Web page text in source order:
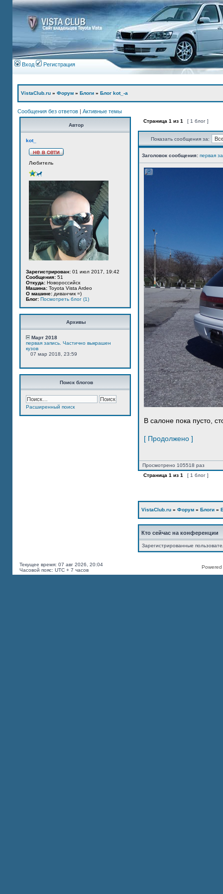
Вход Регистрация
VistaClub.ru » Форум » Блоги » Блог kot_-а
Сообщения без ответов | Активные темы
Автор
kot_
Любитель
Зарегистрирован: 01 июл 2017, 19:42
Сообщения: 51
Откуда: Новороссийск
Машина: Toyota Vista Ardeo
О машине: диванчик =)
Блог: Посмотреть блог (1)
Архивы
Март 2018
первая запись. Частично выкрашен
кузов
07 мар 2018, 23:59
Поиск блогов
Расширенный поиск
Страница 1 из 1 [ 1 блог ]
Показать сообщения за:
Заголовок сообщения: первая
В салоне пока пусто,
[ Продолжено ]
Просмотрено 105518 раз
Страница 1 из 1 [ 1 блог ]
VistaClub.ru » Форум » Блоги »
Кто сейчас на конференции
Зарегистрированные
Текущее время: 07 авг 2026, 20:04
Часовой пояс: UTC + 7 часов